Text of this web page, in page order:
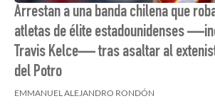
Arrestan a una banda chilena que
atletas de élite estadounidenses
Travis Kelce— tras asaltar al
del Potro
EMMANUEL ALEJANDRO RONDÓN